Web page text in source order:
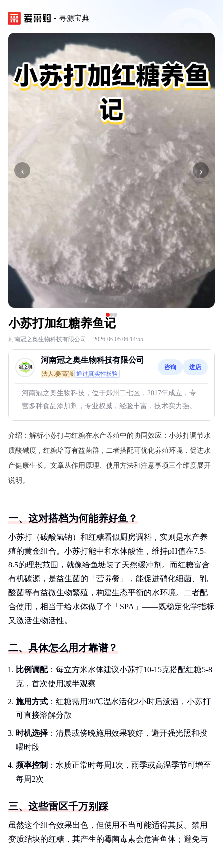
寻源宝典
‹ ›
小苏打加红糖养鱼记
河南冠之奥生物科技有限公司 · 2026-06-05 06:14:55
河南冠之奥生物科技有限公司
法人:姜高强 通过真实性核验
咨询 进店
河南冠之奥生物科技，位于郑州二七区，2017年成立，专
营多种食品添加剂，专业权威，经验丰富，技术实力强。
介绍： 解析小苏打与红糖在水产养殖中的协同效应：小苏打调节水
质酸碱度，红糖培育有益菌群，二者搭配可优化养殖环境，促进水
产健康生长。文章从作用原理、使用方法和注意事项三个维度展开
说明。
一、这对搭档为何能养好鱼？
小苏打（碳酸氢钠）和红糖看似厨房调料，实则是水产养
殖的黄金组合。小苏打能中和水体酸性，维持pH值在7.5-
8.5的理想范围，就像给鱼塘装了天然缓冲剂。而红糖富含
有机碳源，是益生菌的「营养餐」，能促进硝化细菌、乳
酸菌等有益微生物繁殖，构建生态平衡的水环境。二者配
合使用，相当于给水体做了个「SPA」——既稳定化学指标
又激活生物活性。
二、具体怎么用才靠谱？
比例调配：每立方米水体建议小苏打10-15克搭配红糖5-8
克，首次使用减半观察
施用方式 ：红糖需用30℃温水活化2小时后泼洒，小苏打
可直接溶解分散
时机选择 ：清晨或傍晚施用效果较好，避开强光照和投
喂时段
频率控制 ：水质正常时每周1次，雨季或高温季节可增至
每周2次
三、这些雷区千万别踩
虽然这个组合效果出色，但使用不当可能适得其反。禁用
变质结块的红糖，其产生的霉菌毒素会危害鱼体；避免与